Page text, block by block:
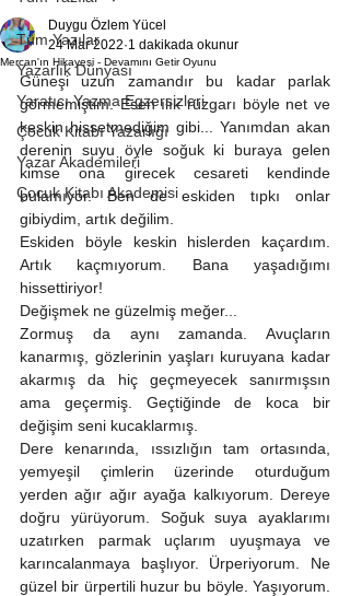
Tüm Yazılar
Yazarlık Dünyası
Yaratıcı Yazma Egzersizleri
Çocuk Kitabı Yazarlığı
Yazar Akademileri
Çocuk Kitabı Akademisi
Mercan'ın Hikayesi - Devamını Getir Oyunu
Duygu Özlem Yücel
24 Mar 2022 1 dakikada okunur
Güneşi uzun zamandır bu kadar parlak
görmemiştim. Esen ılık rüzgarı böyle net ve
keskin hissetmediğim gibi... Yanımdan akan
derenin suyu öyle soğuk ki buraya gelen
kimse ona girecek cesareti kendinde
bulamıyor. Ben de eskiden tıpkı onlar
gibiydim, artık değilim.
Eskiden böyle keskin hislerden kaçardım.
Artık kaçmıyorum. Bana yaşadığımı
hissettiriyor!
Değişmek ne güzelmiş meğer...
Zormuş da aynı zamanda. Avuçların
kanarmış, gözlerinin yaşları kuruyana kadar
akarmış da hiç geçmeyecek sanırmışsın
ama geçermiş. Geçtiğinde de koca bir
değişim seni kucaklarmış.
Dere kenarında, ıssızlığın tam ortasında,
yemyeşil çimlerin üzerinde oturduğum
yerden ağır ağır ayağa kalkıyorum. Dereye
doğru yürüyorum. Soğuk suya ayaklarımı
uzatırken parmak uçlarım uyuşmaya ve
karıncalanmaya başlıyor. Ürperiyorum. Ne
güzel bir ürpertili huzur bu böyle. Yaşıyorum.